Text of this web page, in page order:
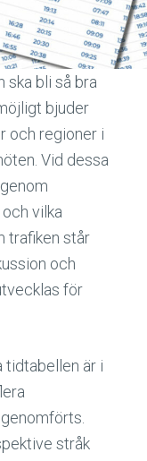
ska bli så bra
bjuder
och regioner i
Vid dessa
vilka
trafiken står
och
för
tidtabellen är i
stråk